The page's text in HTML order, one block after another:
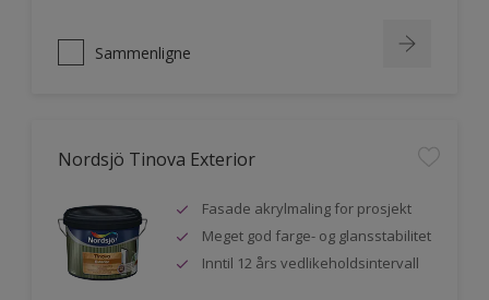
Sammenligne
Nordsjö Tinova Exterior
Fasade akrylmaling for prosjekt
Meget god farge- og glansstabilitet
Inntil 12 års vedlikeholdsintervall